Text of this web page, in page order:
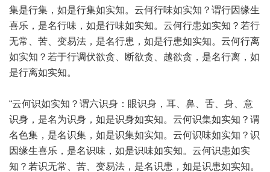
集是行集，如是行集如实知。云何行味如实知？谓行因缘生
喜乐，是名行味，如是行味如实知。云何行患如实知？若行
无常、苦、变易法，是名行患，如是行患如实知。云何行离
如实知？若于行调伏欲贪、断欲贪、越欲贪，是名行离，如
是行离如实知。
“云何识如实知？谓六识身：眼识身，耳、鼻、舌、身、意
识身，是名为识身，如是识身如实知。云何识集如实知？谓
名色集，是名识集，如是识集如实知。云何识味如实知？识
因缘生喜乐，是名识味，如是识味如实知。云何识患如实
知？若识无常、苦、变易法，是名识患，如是识患如实知。